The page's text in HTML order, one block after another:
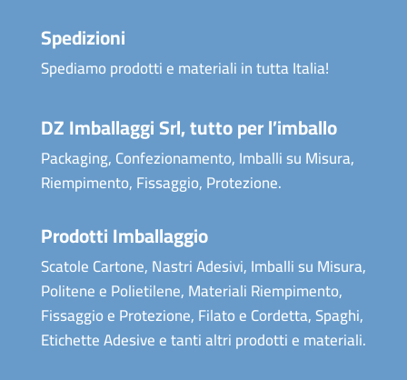
Spedizioni
Spediamo prodotti e materiali in tutta Italia!
DZ Imballaggi Srl, tutto per l’imballo
Packaging, Confezionamento, Imballi su Misura,
Riempimento, Fissaggio, Protezione.
Prodotti Imballaggio
Scatole Cartone, Nastri Adesivi, Imballi su Misura,
Politene e Polietilene, Materiali Riempimento,
Fissaggio e Protezione, Filato e Cordetta, Spaghi,
Etichette Adesive e tanti altri prodotti e materiali.